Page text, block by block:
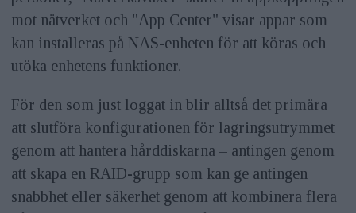
mot nätverket och "App Center" visar appar som
kan installeras på NAS-enheten för att köras och
utöka enhetens funktioner.
För den som just loggat in blir alltså det primära
att slutföra konfigurationen för lagringsutrymmet
genom att hantera hårddiskarna – antingen genom
att skapa en RAID-grupp som kan ge antingen
snabbhet eller säkerhet genom att kombinera flera